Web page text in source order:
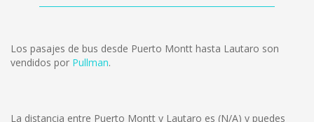
Los pasajes de bus desde Puerto Montt hasta Lautaro son
vendidos por Pullman.
La distancia entre Puerto Montt y Lautaro es (N/A) y puedes